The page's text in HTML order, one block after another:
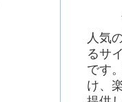
人気
るサ
です
け、